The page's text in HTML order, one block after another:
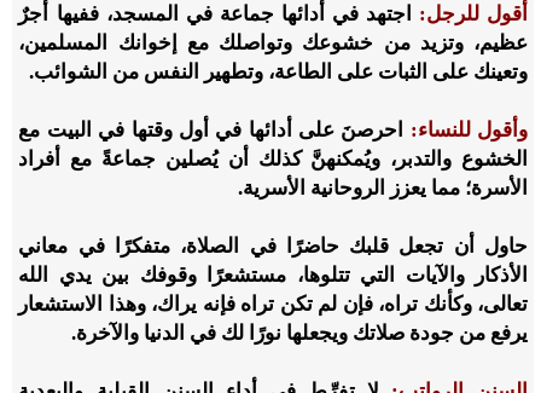
أقول للرجل: اجتهد في أدائها جماعة في المسجد، ففيها أجرٌ
عظيم، وتزيد من خشوعك وتواصلك مع إخوانك المسلمين،
وتعينك على الثبات على الطاعة، وتطهير النفس من الشوائب.
وأقول للنساء: احرصنَ على أدائها في أول وقتها في البيت مع
الخشوع والتدبر، ويُمكنهنَّ كذلك أن يُصلين جماعةً مع أفراد
الأسرة؛ مما يعزز الروحانية الأسرية.
حاول أن تجعل قلبك حاضرًا في الصلاة، متفكرًا في معاني
الأذكار والآيات التي تتلوها، مستشعرًا وقوفك بين يدي الله
تعالى، وكأنك تراه، فإن لم تكن تراه فإنه يراك، وهذا الاستشعار
يرفع من جودة صلاتك ويجعلها نورًا لك في الدنيا والآخرة.